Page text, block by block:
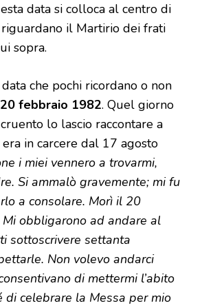
data si colloca al centro di
il Martirio dei frati
sopra.
data che pochi ricordano o non
febbraio 1982. Quel giorno
lo lascio raccontare a
era in carcere dal 17 agosto
i miei vennero a trovarmi,
Si ammalò gravemente; mi fu
a consolare. Morì il 20
obbligarono ad andare al
sottoscrivere settanta
Non volevo andarci
di mettermi l’abito
di celebrare la Messa per mio